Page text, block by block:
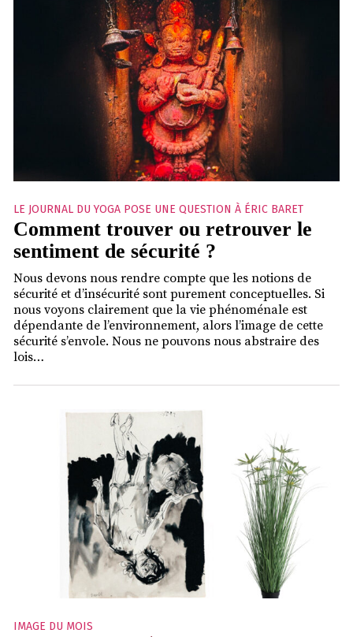
LE JOURNAL DU YOGA POSE UNE QUESTION À ÉRIC BARET
Comment trouver ou retrouver le
sentiment de sécurité ?
Nous devons nous rendre compte que les notions de
sécurité et d’insécurité sont purement conceptuelles. Si
nous voyons clairement que la vie phénoménale est
dépendante de l’environnement, alors l’image de cette
sécurité s’envole. Nous ne pouvons nous abstraire des
lois…
IMAGE DU MOIS